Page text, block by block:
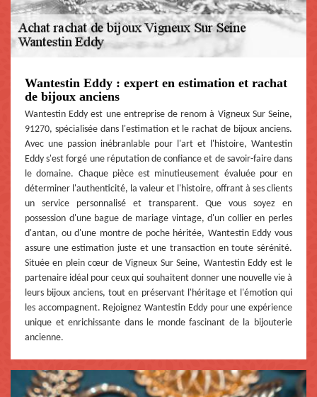
Wantestin Eddy : expert en estimation et rachat
de bijoux anciens
Wantestin Eddy est une entreprise de renom à Vigneux Sur Seine,
91270, spécialisée dans l'estimation et le rachat de bijoux anciens.
Avec une passion inébranlable pour l'art et l'histoire, Wantestin
Eddy s'est forgé une réputation de confiance et de savoir-faire dans
le domaine. Chaque pièce est minutieusement évaluée pour en
déterminer l'authenticité, la valeur et l'histoire, offrant à ses clients
un service personnalisé et transparent. Que vous soyez en
possession d'une bague de mariage vintage, d'un collier en perles
d'antan, ou d'une montre de poche héritée, Wantestin Eddy vous
assure une estimation juste et une transaction en toute sérénité.
Située en plein cœur de Vigneux Sur Seine, Wantestin Eddy est le
partenaire idéal pour ceux qui souhaitent donner une nouvelle vie à
leurs bijoux anciens, tout en préservant l'héritage et l'émotion qui
les accompagnent. Rejoignez Wantestin Eddy pour une expérience
unique et enrichissante dans le monde fascinant de la bijouterie
ancienne.